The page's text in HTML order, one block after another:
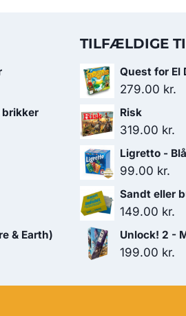
brikker
& Earth)
TILFÆLDIGE
Quest for El
279.00 kr.
Risk
319.00 kr.
Ligretto -
99.00 kr.
Sandt eller
149.00 kr.
Unlock! 2 -
199.00 kr.